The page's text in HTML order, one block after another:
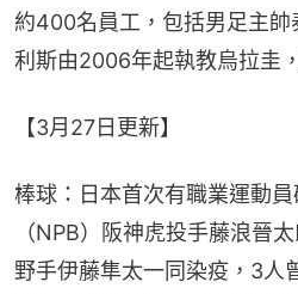
約400名員工，包括男足主
利斯由2006年起執教烏拉圭
【3月27日更新】
棒球：日本首次有職業運動
（NPB）阪神虎投手藤浪晉
野手伊藤隼太一同染疫，3人